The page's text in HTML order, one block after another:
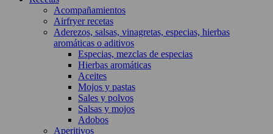
Acompañamientos
Airfryer recetas
Aderezos, salsas, vinagretas, especias, hierbas
aromáticas o aditivos
Especias, mezclas de especias
Hierbas aromáticas
Aceites
Mojos y pastas
Sales y polvos
Salsas y mojos
Adobos
Aperitivos